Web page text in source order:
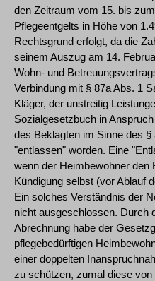
den Zeitraum vom 15. bis
Pflegeentgelts in Höhe von
Rechtsgrund erfolgt, da die
seinem Auszug am 14.
Wohn- und
Verbindung mit § 87a Abs. 1
Kläger, der unstreitig
Sozialgesetzbuch in
des Beklagten im Sinne des
"entlassen" worden. Eine
wenn der Heimbewohner den
Kündigung selbst (vor Ablauf
Ein solches Verständnis der
nicht ausgeschlossen. Durch
Abrechnung habe der
pflegebedürftigen
einer doppelten
zu schützen, zumal diese